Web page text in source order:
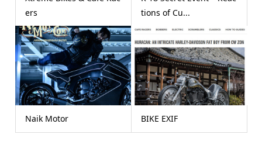
ers
tions of Cu...
Naik Motor BIKE EXIF